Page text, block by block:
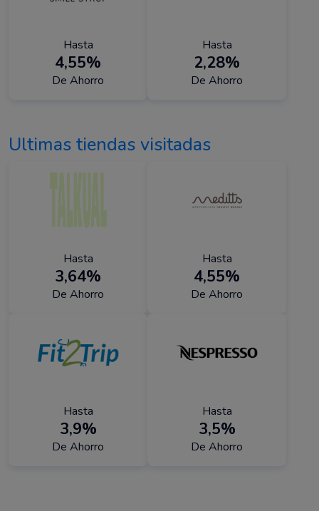
Hasta
4,55%
De Ahorro
Hasta
2,28%
De Ahorro
Ultimas tiendas visitadas
Hasta
3,64%
De Ahorro
Hasta
4,55%
De Ahorro
Hasta
3,9%
De Ahorro
Hasta
3,5%
De Ahorro